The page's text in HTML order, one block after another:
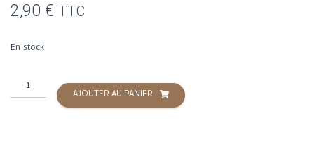
2,90 € TTC
En stock
quantité
de
AJOUTER AU PANIER